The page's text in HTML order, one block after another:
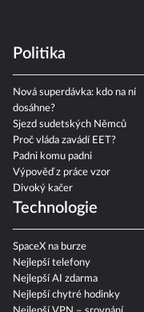
Politika
Nová superdávka: kdo na ní
dosáhne?
Sjezd sudetských Němců
Proč vláda zavádí EET?
Padni komu padni
Výpověď z práce vzor
Divoký kačer
Technologie
SpaceX na burze
Nejlepší telefony
Nejlepší AI zdarma
Nejlepší chytré hodinky